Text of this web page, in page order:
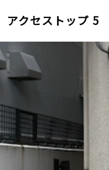
アクセストップ 5